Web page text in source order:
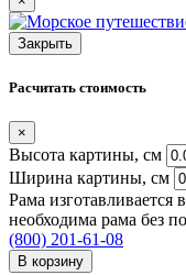
Закрыть
Расчитать стоимость
×
Высота картины, см
Ширина картины, cм
Рама
необходима рама без
(800) 201-61-08
В корзину